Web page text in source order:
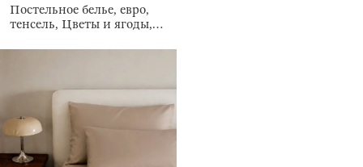
Постельное белье, евро,
тенсель, Цветы и ягоды,